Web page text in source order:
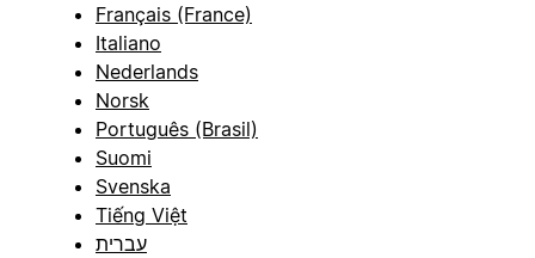
Français (France)
Italiano
Nederlands
Norsk
Português (Brasil)
Suomi
Svenska
Tiếng Việt
עברית